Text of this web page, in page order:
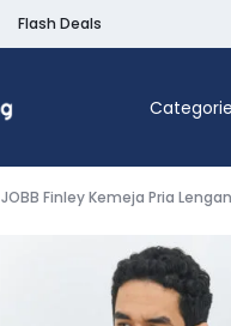
Flash Deals
JOBB Finley Kemeja Pria